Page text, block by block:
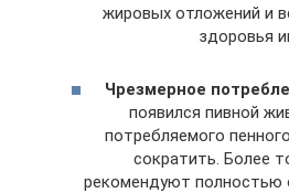
жировых отложений и
здоровья
Чрезмерное
появился пивной
потребляемого
сократить. Более
рекомендуют полностью